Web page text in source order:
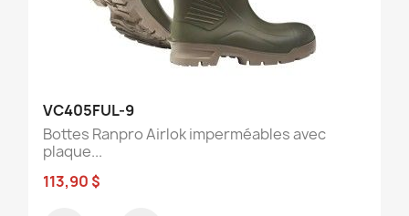
VC405FUL-9
Bottes Ranpro Airlok imperméables avec
plaque...
113,90 $